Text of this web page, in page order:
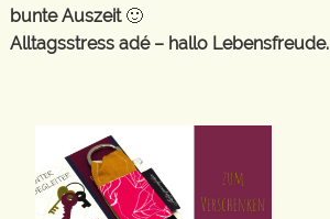
bunte Auszeit🙂
Alltagsstress adé – hallo Lebensfreude.